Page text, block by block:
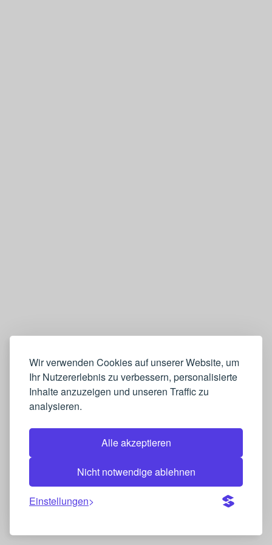
Wir verwenden Cookies auf unserer Website, um
Ihr Nutzererlebnis zu verbessern, personalisierte
Inhalte anzuzeigen und unseren Traffic zu
analysieren.
Alle akzeptieren
Nicht notwendige ablehnen
Einstellungen